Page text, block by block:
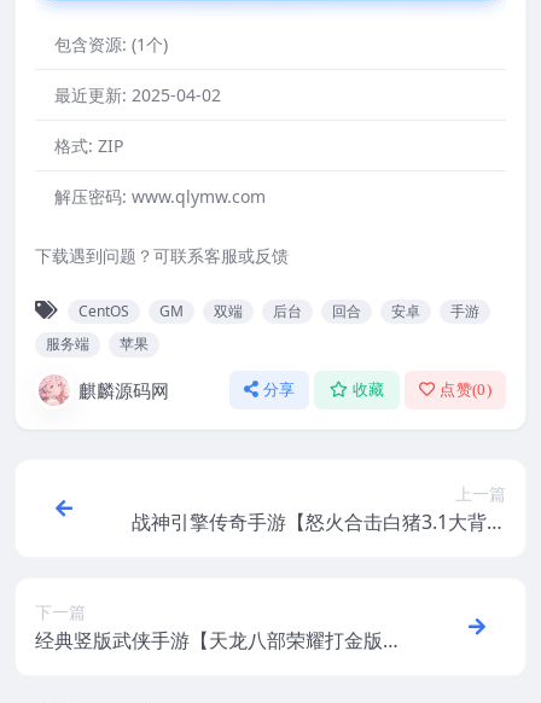
包含资源: (1个)
最近更新: 2025-04-02
格式: ZIP
解压密码: www.qlymw.com
下载遇到问题？可联系客服或反馈
CentOS GM 双端 后台 回合 安卓
手游
服务端
苹果
麒麟源码网 分享 收藏 点赞(0)
上一篇
战神引擎传奇手游【怒火合击白猪3.1大背包
下一篇
经典竖版武侠手游【天龙八部荣耀打金版】